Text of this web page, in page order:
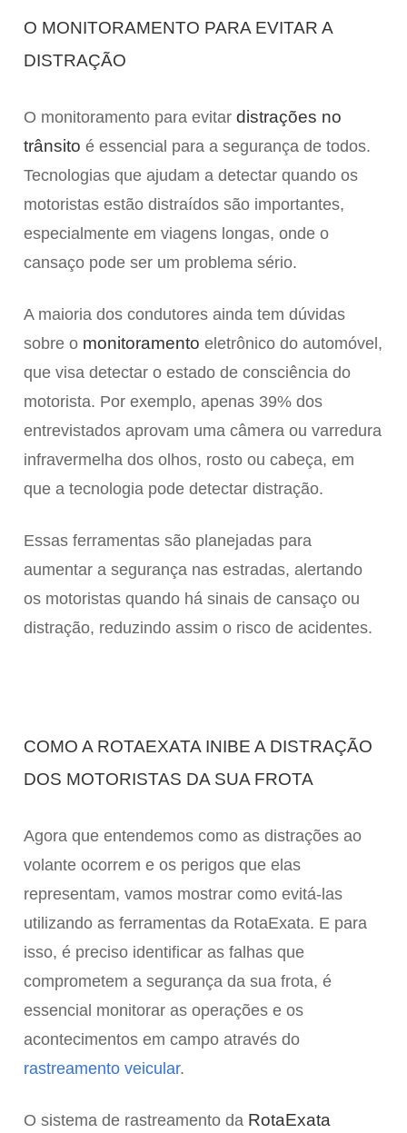
O MONITORAMENTO PARA EVITAR A
DISTRAÇÃO
O monitoramento para evitar distrações no
trânsito é essencial para a segurança de todos.
Tecnologias que ajudam a detectar quando os
motoristas estão distraídos são importantes,
especialmente em viagens longas, onde o
cansaço pode ser um problema sério.
A maioria dos condutores ainda tem dúvidas
sobre o monitoramento eletrônico do automóvel,
que visa detectar o estado de consciência do
motorista. Por exemplo, apenas 39% dos
entrevistados aprovam uma câmera ou varredura
infravermelha dos olhos, rosto ou cabeça, em
que a tecnologia pode detectar distração.
Essas ferramentas são planejadas para
aumentar a segurança nas estradas, alertando
os motoristas quando há sinais de cansaço ou
distração, reduzindo assim o risco de acidentes.
COMO A ROTAEXATA INIBE A DISTRAÇÃO
DOS MOTORISTAS DA SUA FROTA
Agora que entendemos como as distrações ao
volante ocorrem e os perigos que elas
representam, vamos mostrar como evitá-las
utilizando as ferramentas da RotaExata. E para
isso, é preciso identificar as falhas que
comprometem a segurança da sua frota, é
essencial monitorar as operações e os
acontecimentos em campo através do
rastreamento veicular.
O sistema de rastreamento da RotaExata